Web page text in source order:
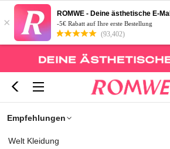
×
ROMWE - Deine ästhetische E-Mall
-5€ Rabatt auf Ihre erste Bestellung
(93,402)
Empfehlungen
Welt Kleidung